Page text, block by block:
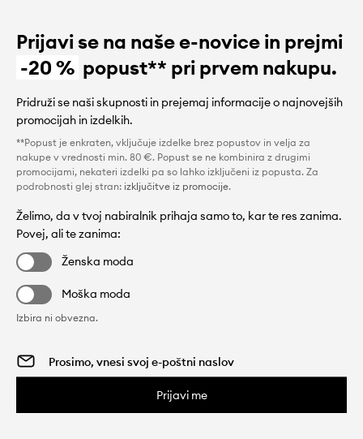
Prijavi se na naše e-novice in prejmi
-20 % popust** pri prvem nakupu.
Pridruži se naši skupnosti in prejemaj informacije o najnovejših
promocijah in izdelkih.
**Popust je enkraten, vključuje izdelke brez popustov in velja za
nakupe v vrednosti min. 80 €. Popust se ne kombinira z drugimi
promocijami, nekateri izdelki pa so lahko izključeni iz popusta. Za
podrobnosti glej stran: izključitve iz promocije.
Želimo, da v tvoj nabiralnik prihaja samo to, kar te res zanima.
Povej, ali te zanima:
Ženska moda
Moška moda
Izbira ni obvezna.
Prijavi me